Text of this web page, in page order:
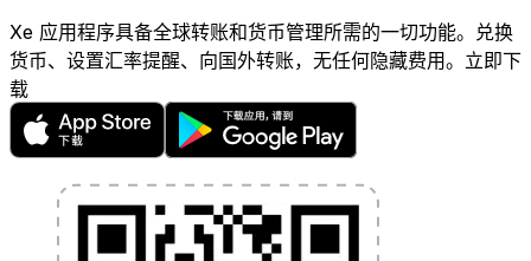
Xe 应用程序具备全球转账和货币管理所需的一切功能。兑换
货币、设置汇率提醒、向国外转账，无任何隐藏费用。立即下
载